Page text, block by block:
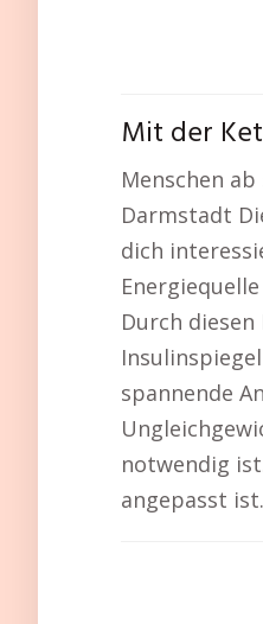
Mit der
Menschen
Darmstadt
dich
Durch
spannende
notwendig
angepasst ist.